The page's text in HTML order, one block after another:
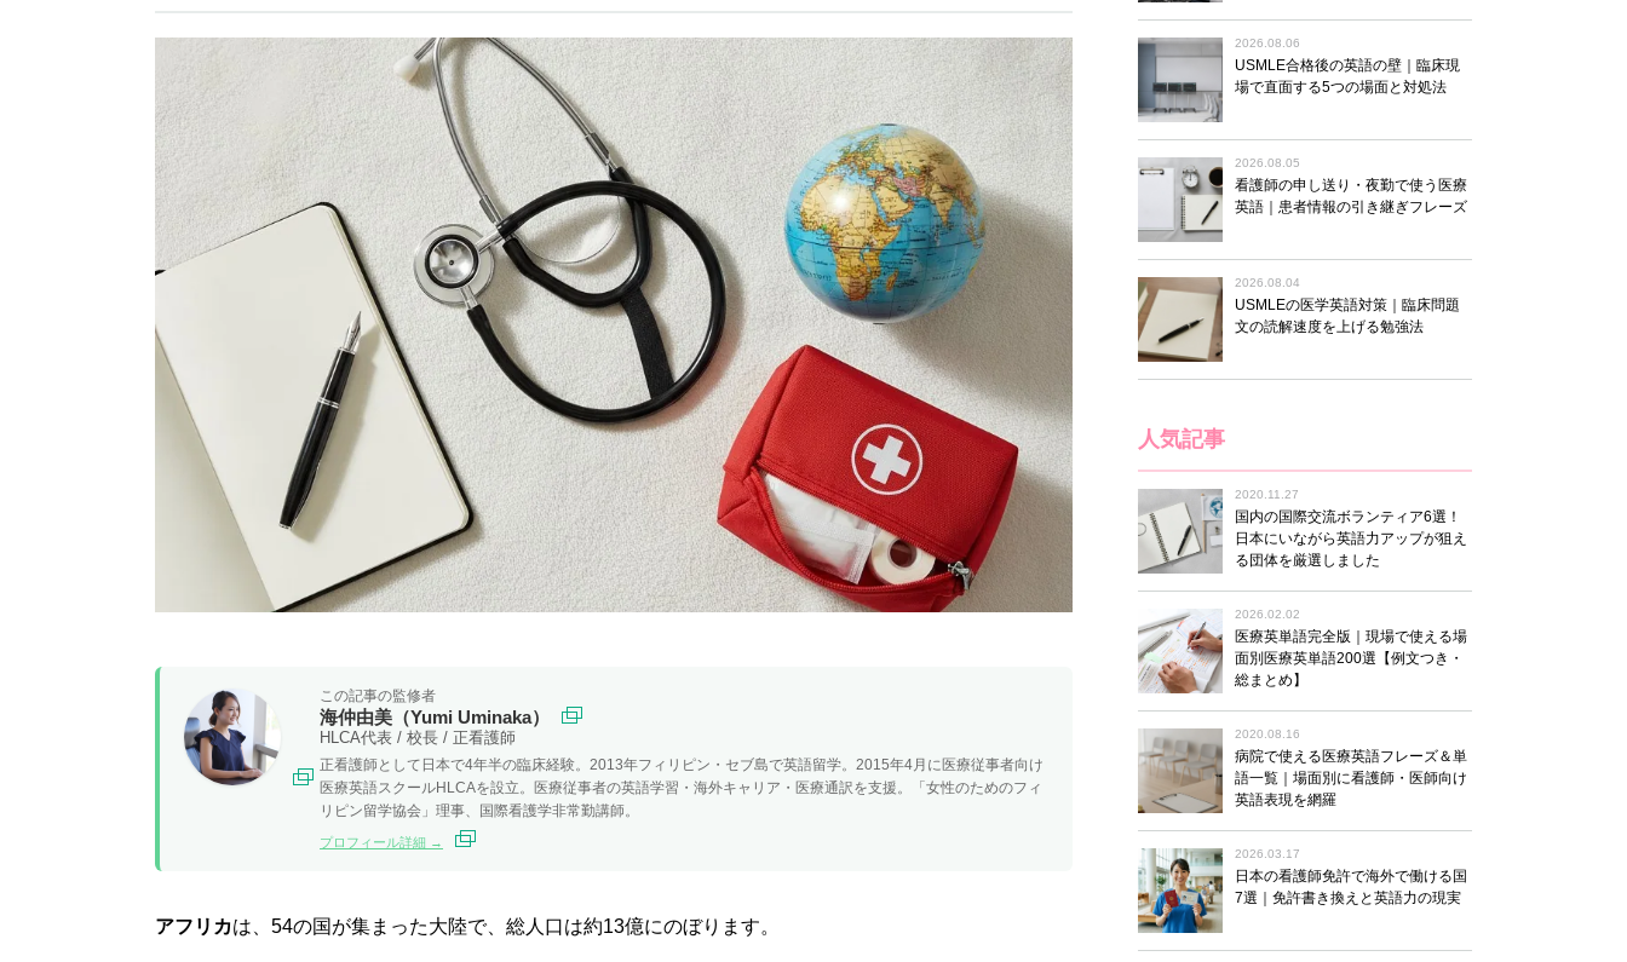
この記事の監修者
海仲由美（Yumi Uminaka）
HLCA代表 / 校長 / 正看護師
正看護師として日本で4年半の臨床経験。2013年フィリピン・セブ島で英語留学。2015年4月に医療従事者向け
医療英語スクールHLCAを設立。医療従事者の英語学習・海外キャリア・医療通訳を支援。「女性のためのフィ
リピン留学協会」理事、国際看護学非常勤講師。
プロフィール詳細 →
アフリカは、54の国が集まった大陸で、総人口は約13億にのぼります。
2026.08.06
USMLE合格後の英語の壁｜臨床現
場で直面する5つの場面と対処法
2026.08.05
看護師の申し送り・夜勤で使う医療
英語｜患者情報の引き継ぎフレーズ
2026.08.04
USMLEの医学英語対策｜臨床問題
文の読解速度を上げる勉強法
人気記事
2020.11.27
国内の国際交流ボランティア6選！
日本にいながら英語力アップが狙え
る団体を厳選しました
2026.02.02
医療英単語完全版｜現場で使える場
面別医療英単語200選【例文つき・
総まとめ】
2020.08.16
病院で使える医療英語フレーズ＆単
語一覧｜場面別に看護師・医師向け
英語表現を網羅
2026.03.17
日本の看護師免許で海外で働ける国
7選｜免許書き換えと英語力の現実